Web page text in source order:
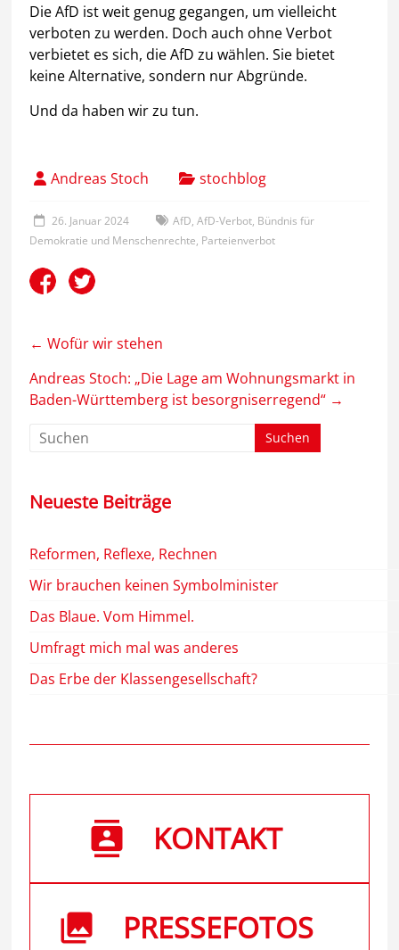
Die AfD ist weit genug gegangen, um vielleicht
verboten zu werden. Doch auch ohne Verbot
verbietet es sich, die AfD zu wählen. Sie bietet
keine Alternative, sondern nur Abgründe.
Und da haben wir zu tun.
Andreas Stoch stochblog
26. Januar 2024 AfD,AfD-Verbot, Bündnis für
Demokratie und Menschenrechte, Parteienverbot
← Wofür wir stehen
Andreas Stoch: „Die Lage am Wohnungsmarkt in
Baden-Württemberg ist besorgniserregend“ →
Neueste Beiträge
Reformen, Reflexe, Rechnen
Wir brauchen keinen Symbolminister
Das Blaue. Vom Himmel.
Umfragt mich mal was anderes
Das Erbe der Klassengesellschaft?
KONTAKT
PRESSEFOTOS